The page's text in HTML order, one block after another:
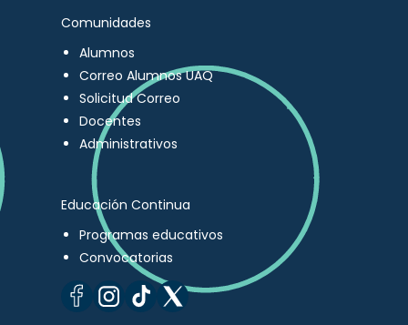
Comunidades
Alumnos
Correo Alumnos UAQ
Solicitud Correo
Docentes
Administrativos
Educación Continua
Programas educativos
Convocatorias